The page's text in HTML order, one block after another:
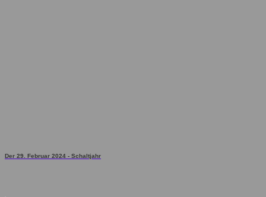
Der 29. Februar 2024 - Schaltjahr